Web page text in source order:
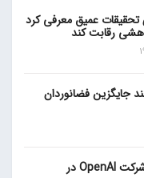
تحقیقات عمیق معرفی کرد
رقابت کند
جایگزین فضانوردان
گزارش‌ها از ناکامی GPT-5 شرکت OpenAI در